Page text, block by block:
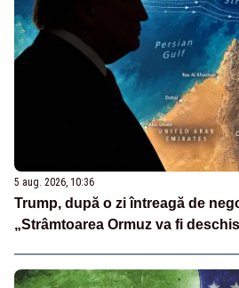
5 aug. 2026, 10:36
Trump, după o zi întreagă de
„Strâmtoarea Ormuz va fi